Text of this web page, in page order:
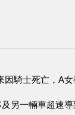
騎士死亡，A女
另一輛車超速